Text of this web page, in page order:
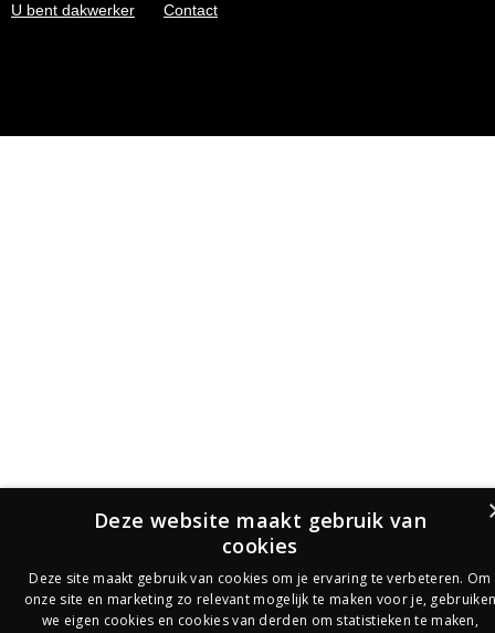
U bent dakwerker
Contact
Deze website maakt gebruik van
cookies
Deze site maakt gebruik van cookies om je ervaring te verbeteren. Om
onze site en marketing zo relevant mogelijk te maken voor je,
we eigen cookies en cookies van derden om statistieken te maken,